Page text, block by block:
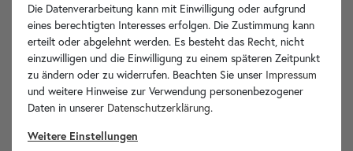
Ihre Vorteile
Ihr Spezialist für Waschbecken Unikate!
Die Datenverarbeitung kann mit Einwilligung oder aufgrund
eines berechtigten Interesses erfolgen. Die Zustimmung kann
erteilt oder abgelehnt werden. Es besteht das Recht, nicht
einzuwilligen und die Einwilligung zu einem späteren Zeitpunkt
zu ändern oder zu widerrufen. Beachten Sie unser Impressum
und weitere Hinweise zur Verwendung personenbezogener
Daten in unserer Daten­schutz­erklärung.
Weitere Einstellungen